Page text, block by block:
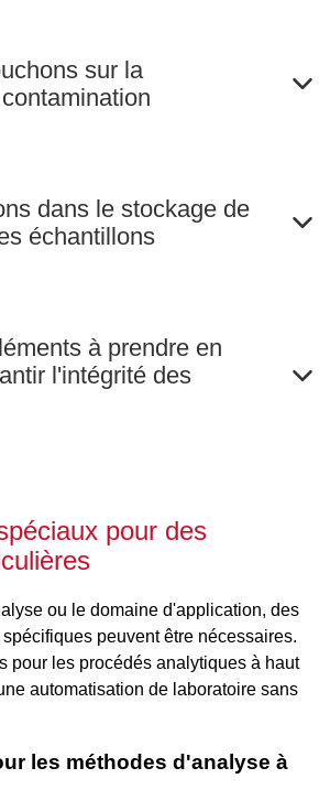
sur la
dans le stockage de
échantillons
à prendre en
l'intégrité des
pour des
ou le domaine d'application, des
peuvent être nécessaires.
pour les procédés analytiques à haut
automatisation de laboratoire sans
les méthodes d'analyse à